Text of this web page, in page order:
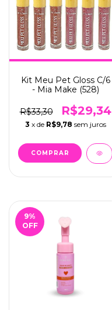
Kit Meu Pet Gloss C/6
- Mia Make (528)
R$33,30 R$29,34
3 x de R$9,78 sem juros
9%
OFF